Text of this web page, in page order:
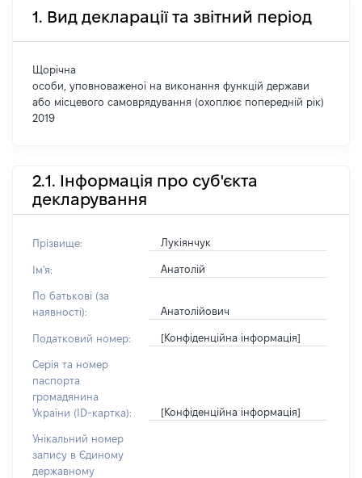
1. Вид декларації та звітний період
Щорічна
особи, уповноваженої на виконання функцій держави
або місцевого самоврядування (охоплює попередній рік)
2019
2.1. Інформація про суб'єкта
декларування
Прізвище: Лукіянчук
Ім'я: Анатолій
По батькові (за
наявності):
Анатолійович
Податковий номер: [Конфіденційна інформація]
Серія та номер
паспорта
громадянина
України (ID-картка):
[Конфіденційна інформація]
Унікальний номер
запису в Єдиному
державному